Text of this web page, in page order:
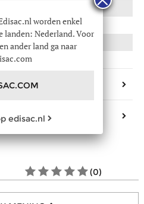
Raphael
111-TRAP3540
TRAP.3540
Overslagflap
4
(0)
worden enkel
landen: Nederland. Voor
ander land ga naar
edisac.nl